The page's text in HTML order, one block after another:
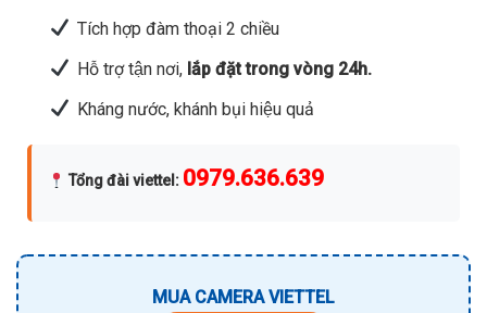
Tích hợp đàm thoại 2 chiều
Hỗ trợ tận nơi,lắp đặt trong vòng 24h.
Kháng nước, khánh bụi hiệu quả
Tổng đài viettel : 0979.636.639
MUA CAMERA VIETTEL